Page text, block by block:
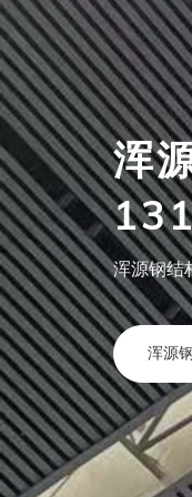
浑
浑源钢结
浑源